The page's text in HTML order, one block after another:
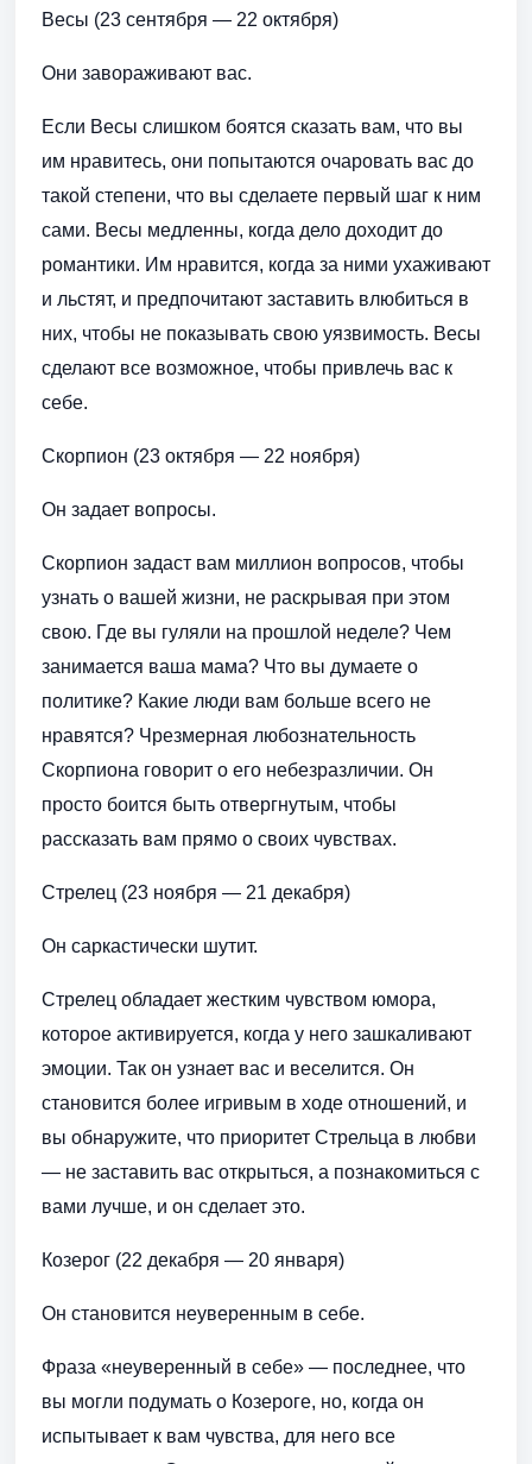
Весы (23 сентября — 22 октября)
Они завораживают вас.
Если Весы слишком боятся сказать вам, что вы
им нравитесь, они попытаются очаровать вас до
такой степени, что вы сделаете первый шаг к ним
сами. Весы медленны, когда дело доходит до
романтики. Им нравится, когда за ними ухаживают
и льстят, и предпочитают заставить влюбиться в
них, чтобы не показывать свою уязвимость. Весы
сделают все возможное, чтобы привлечь вас к
себе.
Скорпион (23 октября — 22 ноября)
Он задает вопросы.
Скорпион задаст вам миллион вопросов, чтобы
узнать о вашей жизни, не раскрывая при этом
свою. Где вы гуляли на прошлой неделе? Чем
занимается ваша мама? Что вы думаете о
политике? Какие люди вам больше всего не
нравятся? Чрезмерная любознательность
Скорпиона говорит о его небезразличии. Он
просто боится быть отвергнутым, чтобы
рассказать вам прямо о своих чувствах.
Стрелец (23 ноября — 21 декабря)
Он саркастически шутит.
Стрелец обладает жестким чувством юмора,
которое активируется, когда у него зашкаливают
эмоции. Так он узнает вас и веселится. Он
становится более игривым в ходе отношений, и
вы обнаружите, что приоритет Стрельца в любви
— не заставить вас открыться, а познакомиться с
вами лучше, и он сделает это.
Козерог (22 декабря — 20 января)
Он становится неуверенным в себе.
Фраза «неуверенный в себе» — последнее, что
вы могли подумать о Козероге, но, когда он
испытывает к вам чувства, для него все